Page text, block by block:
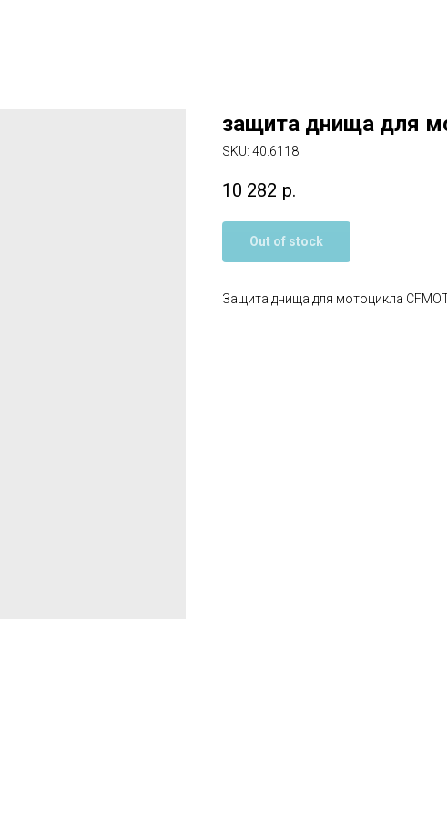
защита днища для
SKU: 40.6118
10 282 р.
Out of stock
Защита днища для мотоцикла